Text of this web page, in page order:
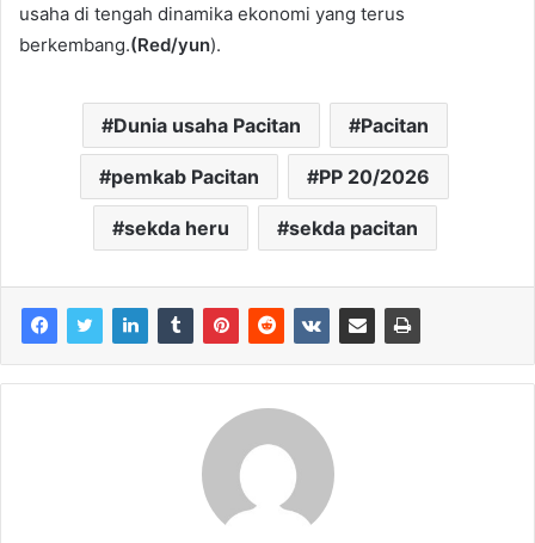
usaha di tengah dinamika ekonomi yang terus
berkembang.(Red/yun).
Dunia usaha Pacitan Pacitan
pemkab Pacitan PP 20/2026
sekda heru sekda pacitan